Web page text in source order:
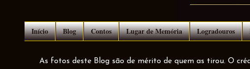
Início Blog Contos Lugar de Memória Logradouros
As fotos deste Blog são de mérito de quem as tirou. O